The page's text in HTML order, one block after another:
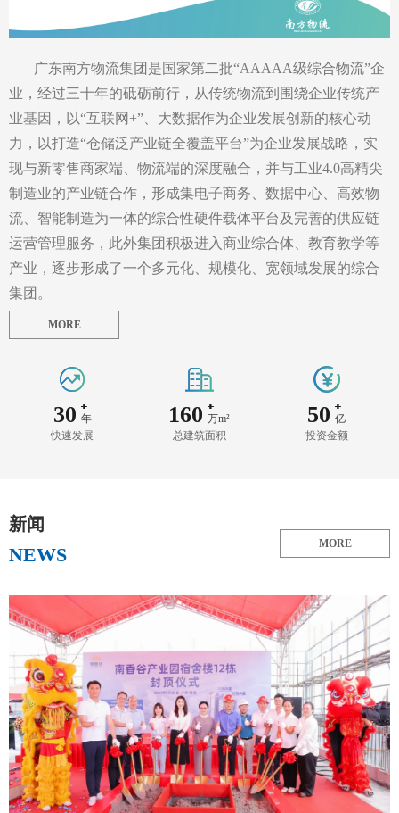
广东南方物流集团是国家第二批“AAAAA级综合物流”企
业，经过三十年的砥砺前行，从传统物流到围绕企业传统产
业基因，以“互联网+”、大数据作为企业发展创新的核心动
力，以打造“仓储泛产业链全覆盖平台”为企业发展战略，实
现与新零售商家端、物流端的深度融合，并与工业4.0高精尖
制造业的产业链合作，形成集电子商务、数据中心、高效物
流、智能制造为一体的综合性硬件载体平台及完善的供应链
运营管理服务，此外集团积极进入商业综合体、教育教学等
产业，逐步形成了一个多元化、规模化、宽领域发展的综合
集团。
MORE
30 年
快速发展
160 万m²
总建筑面积
50 亿
投资金额
新闻
NEWS MORE